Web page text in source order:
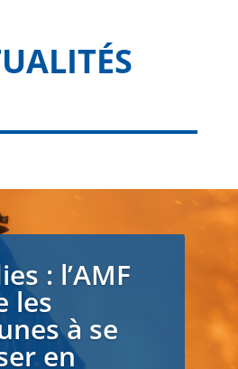
: l’AMF
les
à se
en